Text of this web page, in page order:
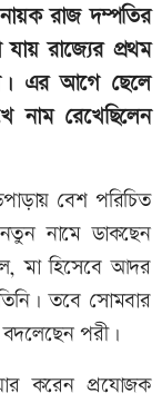
রাজ দম্পতির
রাজ্যের প্রথম
এর আগে ছেলে
নাম রেখেছিলেন
বেশ পরিচিত
নামে ডাকছেন
মা হিসেবে আদর
তবে সোমবার
পরী।
করেন প্রযোজক